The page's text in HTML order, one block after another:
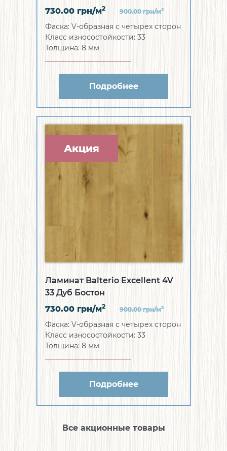
730.00 грн/м2 900.00грн/м2
Фаска: V-образная с четырех сторон
Класс износостойкости: 33
Толщина: 8 мм
Подробнее
Акция
Ламинат Balterio Excellent 4V
33 Дуб Бостон
730.00 грн/м2 900.00грн/м2
Фаска: V-образная с четырех сторон
Класс износостойкости: 33
Толщина: 8 мм
Подробнее
Все акционные товары